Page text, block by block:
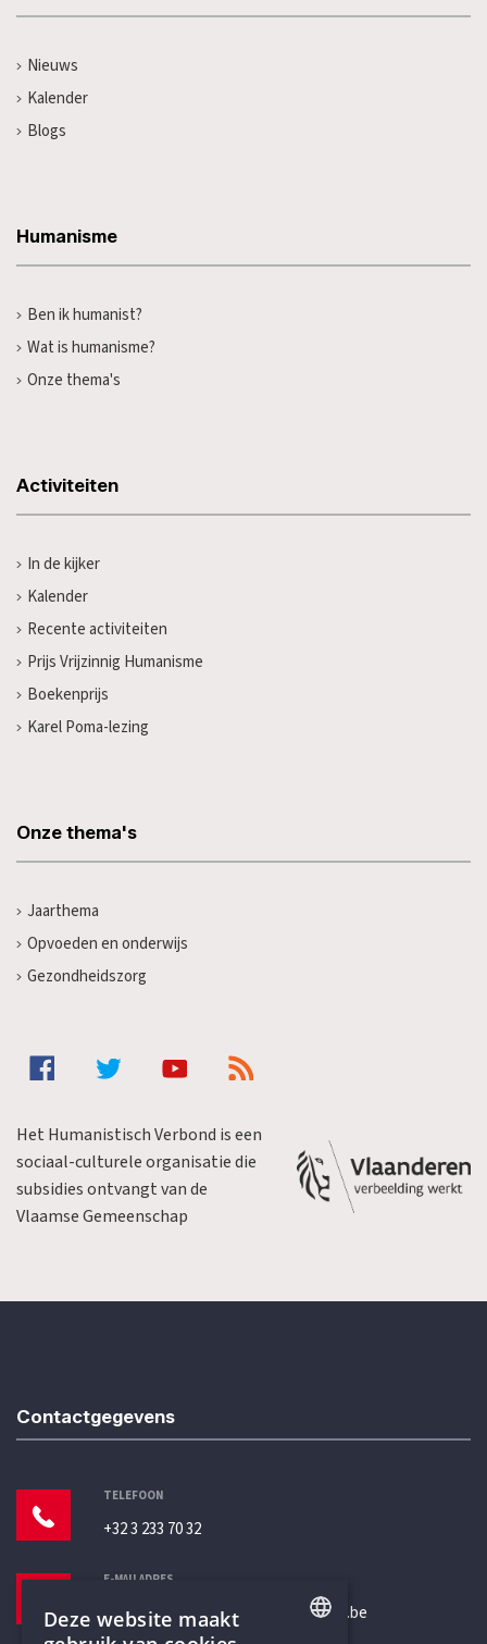
Nieuws
Kalender
Blogs
Humanisme
Ben ik humanist?
Wat is humanisme?
Onze thema's
Activiteiten
In de kijker
Kalender
Recente activiteiten
Prijs Vrijzinnig Humanisme
Boekenprijs
Karel Poma-lezing
Onze thema's
Jaarthema
Opvoeden en onderwijs
Gezondheidszorg
Het Humanistisch Verbond is een
sociaal-culturele organisatie die
subsidies ontvangt van de
Vlaamse Gemeenschap
Contactgegevens
TELEFOON
+32 3 233 70 32
E-MAILADRES
secretariaat@humanistischverbond.be
Deze website maakt